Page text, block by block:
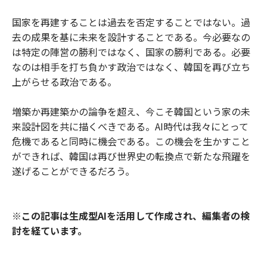
国家を再建することは過去を否定することではない。過
去の成果を基に未来を設計することである。今必要なの
は特定の陣営の勝利ではなく、国家の勝利である。必要
なのは相手を打ち負かす政治ではなく、韓国を再び立ち
上がらせる政治である。
増築か再建築かの論争を超え、今こそ韓国という家の未
来設計図を共に描くべきである。AI時代は我々にとって
危機であると同時に機会である。この機会を生かすこと
ができれば、韓国は再び世界史の転換点で新たな飛躍を
遂げることができるだろう。
※この記事は生成型AIを活用して作成され、編集者の検
討を経ています。